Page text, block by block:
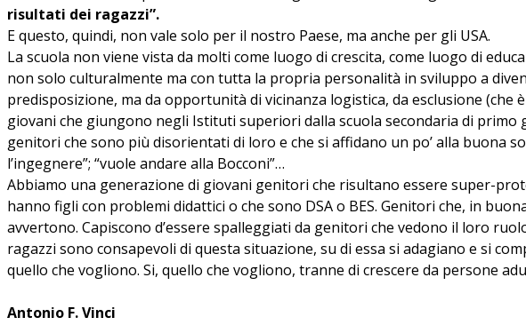
risultati dei ragazzi”.
E questo, quindi, non vale solo per il nostro Paese, ma anche per gli USA.
La scuola non viene vista da molti come luogo di crescita, come luogo di
non solo culturalmente ma con tutta la propria personalità in sviluppo a
predisposizione, ma da opportunità di vicinanza logistica, da esclusione
giovani che giungono negli Istituti superiori dalla scuola secondaria di primo
genitori che sono più disorientati di loro e che si affidano un po’ alla buona
l’ingegnere”; “vuole andare alla Bocconi”…
Abbiamo una generazione di giovani genitori che risultano essere super-
hanno figli con problemi didattici o che sono DSA o BES. Genitori che, in
avvertono. Capiscono d’essere spalleggiati da genitori che vedono il loro
ragazzi sono consapevoli di questa situazione, su di essa si adagiano e si
quello che vogliono. Si, quello che vogliono, tranne di crescere da persone
Antonio F. Vinci